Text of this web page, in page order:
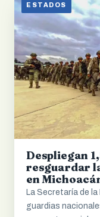
ESTADOS
Despliegan
resguardar
en
La Secretaría de
guardias